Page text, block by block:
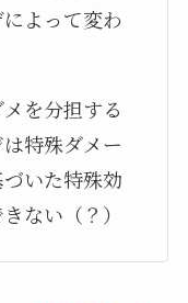
よって変わ
を分担する
特殊ダメー
いた特殊効
ない（？）